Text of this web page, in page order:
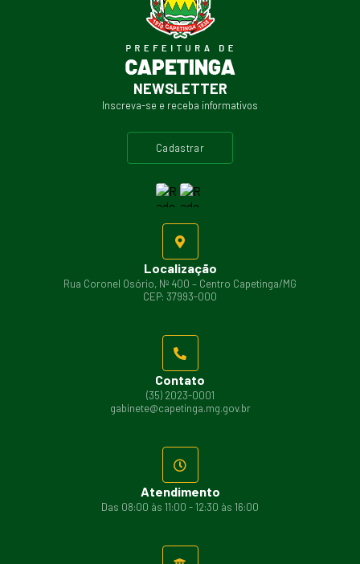
Localização
Rua Coronel Osório, Nº 400 – Centro Capetinga/MG
CEP: 37993-000
Contato
(35) 2023-0001
gabinete@capetinga.mg.gov.br
Atendimento
Das 08:00 às 11:00 - 12:30 às 16:00
NEWSLETTER
Inscreva-se e receba informativos
cadastrar